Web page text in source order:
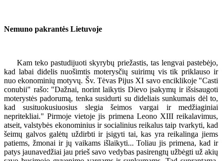
Nemuno pakrantės Lietuvoje
Kam teko pastudijuoti skyrybų priežastis, tas lengvai pastebėjo,
kad labai didelis nuošimtis moterysčių suirimų vis tik priklauso ir
nuo ekonominių motyvų. Šv. Tėvas Pijus XI savo enciklikoje "Casti
conubii" rašo: "Dažnai, norint laikytis Dievo įsakymų ir išsisaugoti
moterystės padorumą, tenka susidurti su dideliais sunkumais dėl to,
kad susituokusiuosius slegia šeimos vargai ir medžiaginiai
nepritekliai." Pirmoje vietoje jis primena Leono XIII reikalavimus,
atseit, valstybės ekonominius ir socialinius reikalus taip tvarkyti, kad
šeimų galvos galėtų uždirbti ir įsigyti tai, kas yra reikalinga jiems
patiems, žmonai ir jų vaikams išlaikyti... Toliau jis primena, kad ir
patys jaunavedžiai jau prieš savo vedybas pasirengtų užbėgti už akių